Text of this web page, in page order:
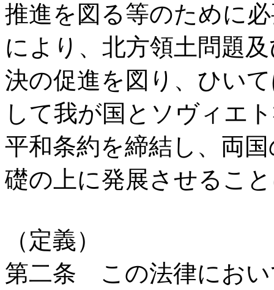
推進を図る等のために
により、北方領土問題
決の促進を図り、ひい
して我が国とソヴィエ
平和条約を締結し、両
礎の上に発展させるこ
（定義）
第二条 この法律におい